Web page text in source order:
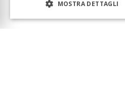
MOSTRA DETTAGLI